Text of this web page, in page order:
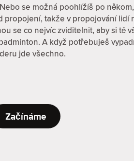
se možná poohlížíš po
takže v propojování lidí
se co nejvíc zviditelnit, aby si tě
A když potřebuješ
jde všechno.
Začínáme